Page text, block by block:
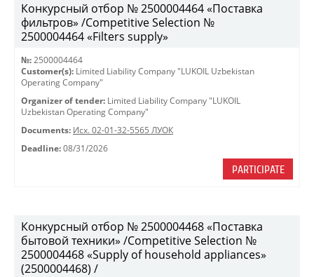
Конкурсный отбор № 2500004464 «Поставка
фильтров» /Competitive Selection №
2500004464 «Filters supply»
№: 2500004464
Customer(s): Limited Liability Company "LUKOIL Uzbekistan
Operating Company"
Organizer of tender: Limited Liability Company "LUKOIL
Uzbekistan Operating Company"
Documents: Исх. 02-01-32-5565 ЛУОК
Deadline: 08/31/2026
PARTICIPATE
Конкурсный отбор № 2500004468 «Поставка
бытовой техники» /Competitive Selection №
2500004468 «Supply of household appliances»
(2500004468) /